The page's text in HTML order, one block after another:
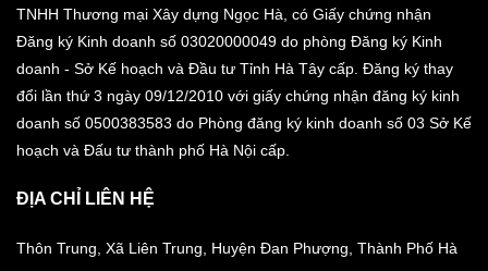
TNHH Thương mại Xây dựng Ngọc Hà, có Giấy chứng nhận
Đăng ký Kinh doanh số 03020000049 do phòng Đăng ký Kinh
doanh - Sở Kế hoạch và Đầu tư Tỉnh Hà Tây cấp. Đăng ký thay
đổi lần thứ 3 ngày 09/12/2010 với giấy chứng nhận đăng ký kinh
doanh số 0500383583 do Phòng đăng ký kinh doanh số 03 Sở Kế
hoạch và Đấu tư thành phố Hà Nội cấp.
ĐỊA CHỈ LIÊN HỆ
Thôn Trung, Xã Liên Trung, Huyện Đan Phượng, Thành Phố Hà